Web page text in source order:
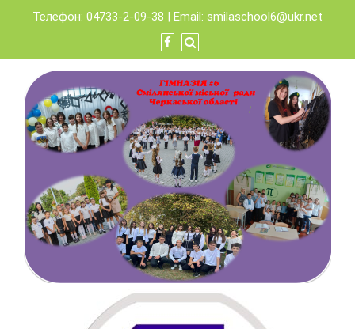
content
Телефон: 04733-2-09-38 | Email: smilaschool6@ukr.net